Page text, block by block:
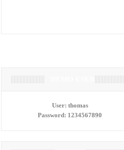
User:thomas
Password: 1234567890